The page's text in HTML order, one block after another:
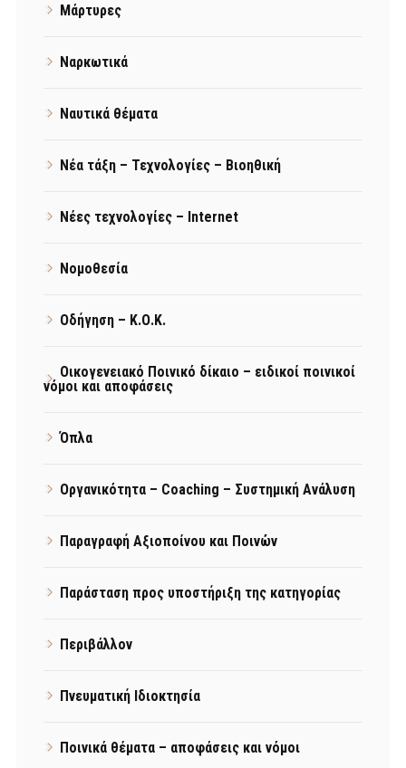
Μάρτυρες
Ναρκωτικά
Ναυτικά θέματα
Νέα τάξη – Τεχνολογίες – Βιοηθική
Νέες τεχνολογίες – Internet
Νομοθεσία
Οδήγηση – Κ.Ο.Κ.
Οικογενειακό Ποινικό δίκαιο – ειδικοί ποινικοί
νόμοι και αποφάσεις
Όπλα
Οργανικότητα – Coaching – Συστημική Ανάλυση
Παραγραφή Αξιοποίνου και Ποινών
Παράσταση προς υποστήριξη της κατηγορίας
Περιβάλλον
Πνευματική Ιδιοκτησία
Ποινικά θέματα – αποφάσεις και νόμοι